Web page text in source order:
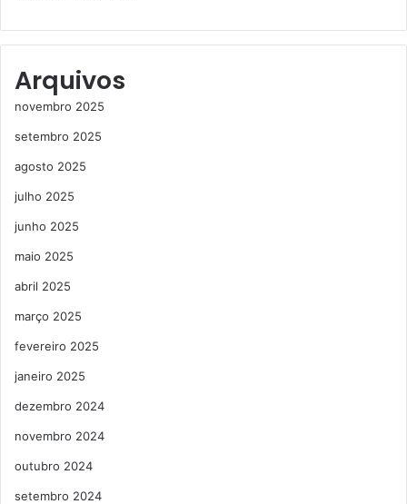
Arquivos
novembro 2025
setembro 2025
agosto 2025
julho 2025
junho 2025
maio 2025
abril 2025
março 2025
fevereiro 2025
janeiro 2025
dezembro 2024
novembro 2024
outubro 2024
setembro 2024